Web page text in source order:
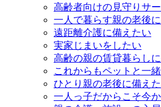
高齢者向けの見守りサ
一人で暮らす親の老後
遠距離介護に備えたい
実家じまいをしたい
高齢の親の賃貸暮らし
これからもペットと一
ひとり親の老後に備え
一人っ子だからこそ今